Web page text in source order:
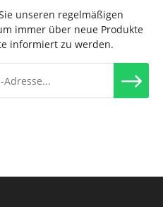
unseren regelmäßigen
immer über neue Produkte
informiert zu werden.